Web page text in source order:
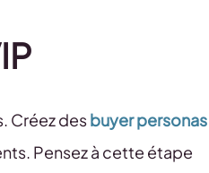
Créez desbuyer personas
Pensez à cette étape